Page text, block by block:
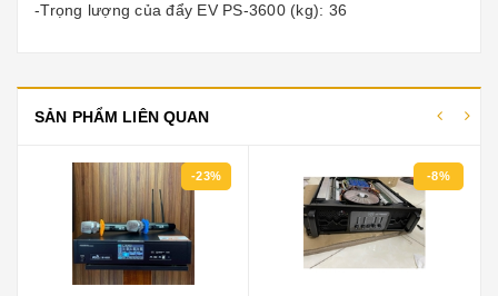
-Trọng lượng của đẩy EV PS-3600 (kg): 36
SẢN PHẨM LIÊN QUAN
-8%